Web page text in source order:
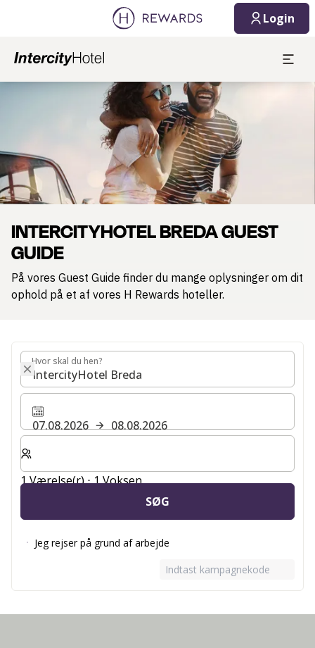
Login
Slide 1 af 1
INTERCITYHOTEL BREDA GUEST
GUIDE
På vores Guest Guide finder du mange oplysninger om dit
ophold på et af vores H Rewards hoteller.
08.08.2026
1 Værelse(r) ⋅ 1 Voksen
Hvor skal du hen?
Hvor skal du hen?
07.08.2026
08.08.2026
Vælg antal værelser og gæster til dit ophold
1 Værelse(r) ⋅ 1 Voksen
SØG
Jeg rejser på grund af arbejde
Indtast kampagnekode